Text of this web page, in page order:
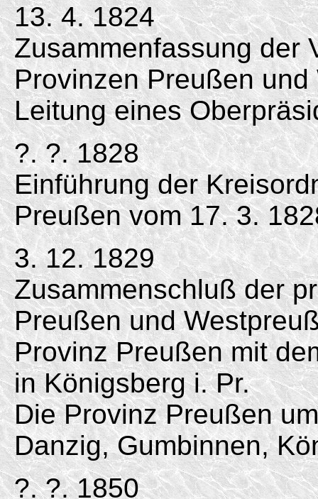
13. 4. 1824
Zusammenfassung der
Provinzen Preußen
Leitung eines
?. ?. 1828
Einführung der
Preußen vom 17. 3.
3. 12. 1829
Zusammenschluß der
Preußen und
Provinz Preußen mit
in Königsberg i. Pr.
Die Provinz Preußen
Danzig, Gumbinnen,
?. ?. 1850